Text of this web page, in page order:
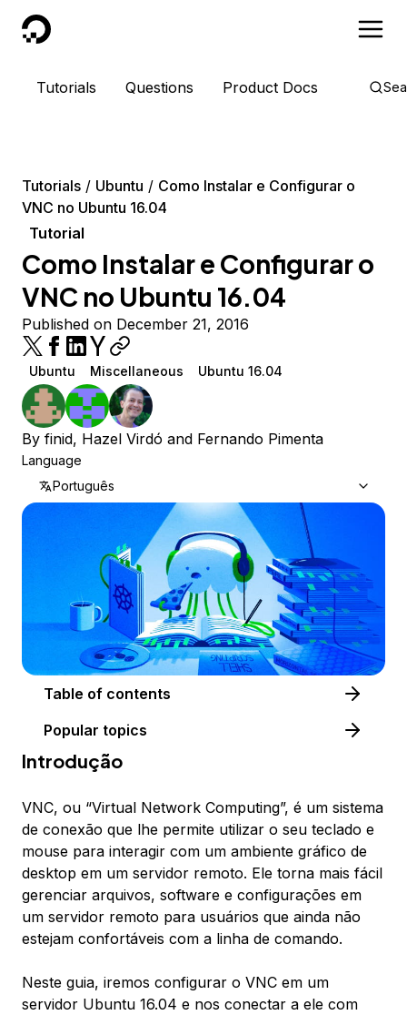
DigitalOcean
Tutorials Questions Product Docs
Tutorials Ubuntu
Como Instalar e Configurar o
VNC no Ubuntu 16.04
Tutorial
Como Instalar e Configurar o
VNC no Ubuntu 16.04
Published on December 21, 2016
Ubuntu Miscellaneous Ubuntu 16.04
By finid, Hazel Virdó and Fernando Pimenta
Language
Português
Table of contents
Popular topics
Introdução
VNC, ou “Virtual Network Computing”, é um sistema
de conexão que lhe permite utilizar o seu teclado e
mouse para interagir com um ambiente gráfico de
desktop em um servidor remoto. Ele torna mais fácil
gerenciar arquivos, software e configurações em
um servidor remoto para usuários que ainda não
estejam confortáveis com a linha de comando.
Neste guia, iremos configurar o VNC em um
servidor Ubuntu 16.04 e nos conectar a ele com